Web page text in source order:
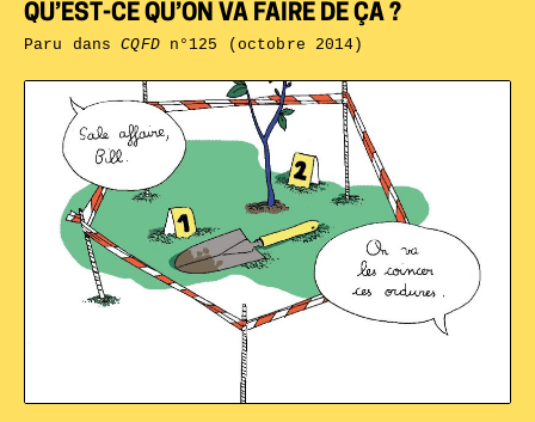
QU’EST-CE QU’ON VA FAIRE DE ÇA ?
Paru dansCQFDn°125 (octobre 2014)